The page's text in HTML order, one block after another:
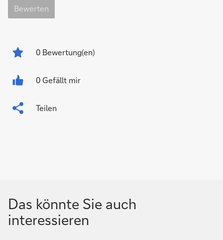
Bewerten
0 Bewertung(en)
0 Gefällt mir
Teilen
Das könnte Sie auch
interessieren